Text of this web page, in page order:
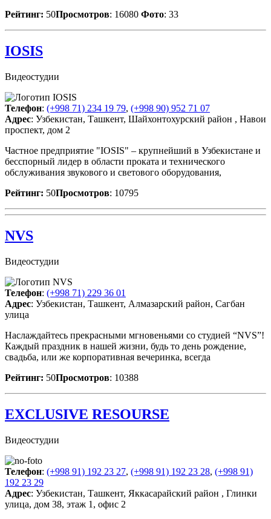
Рейтинг: 50Просмотров: 16080 Фото: 33
IOSIS
Видеостудии
Телефон: (+998 71) 234 19 79, (+998 90) 952 71 07
Адрес: Узбекистан, Ташкент, Шайхонтохурский район , Навои
проспект, дом 2
Частное предприятие "IOSIS" – крупнейший в Узбекистане и
бесспорный лидер в области проката и технического
обслуживания звукового и светового оборудования,
Рейтинг: 50Просмотров: 10795
NVS
Видеостудии
Телефон: (+998 71) 229 36 01
Адрес: Узбекистан, Ташкент, Алмазарский район, Сагбан
улица
Наслаждайтесь прекрасными мгновеньями со студией “NVS”!
Каждый праздник в нашей жизни, будь то день рождение,
свадьба, или же корпоративная вечеринка, всегда
Рейтинг: 50Просмотров: 10388
EXCLUSIVE RESOURSE
Видеостудии
Телефон: (+998 91) 192 23 27, (+998 91) 192 23 28, (+998 91)
192 23 29
Адрес: Узбекистан, Ташкент, Яккасарайский район , Глинки
улица, дом 38, этаж 1, офис 2